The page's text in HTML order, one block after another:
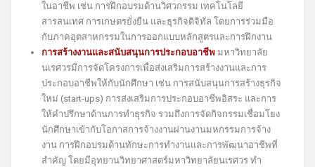
ในอาชีพ เช่น การฝึกอบรมด้านวิศวกรรม เทคโนโลยี
สารสนเทศ การเกษตรยั่งยืน และธุรกิจดิจิทัล โดยการร่วมมือ
กับภาคอุตสาหกรรมในการออกแบบหลักสูตรและการฝึกงาน
การสร้างงานและสนับสนุนการประกอบอาชีพ มหาวิทยาลัย
นเรศวรมีการจัดโครงการเพื่อส่งเสริมการสร้างงานและการ
ประกอบอาชีพให้กับนักศึกษา เช่น การสนับสนุนการสร้างธุรกิจ
ใหม่ (start-ups) การส่งเสริมการประกอบอาชีพอิสระ และการ
ให้คำปรึกษาด้านการทำธุรกิจ รวมถึงการจัดกิจกรรมเชื่อมโยง
นักศึกษาเข้ากับโอกาสการจ้างงานผ่านงานมหกรรมการจ้าง
งาน การฝึกอบรมด้านทักษะการทำงานและการพัฒนาอาชีพที่
สำคัญ โดยมีอุทยานวิทยาศาสตร์มหาวิทยาลัยนเรศวร ทำ